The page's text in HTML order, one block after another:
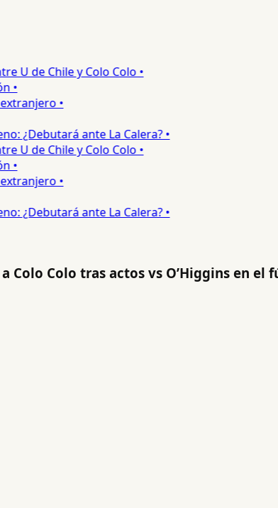
de Chile y Colo Colo •
•
ante La Calera? •
de Chile y Colo Colo •
•
ante La Calera? •
Colo tras actos vs O’Higgins en el